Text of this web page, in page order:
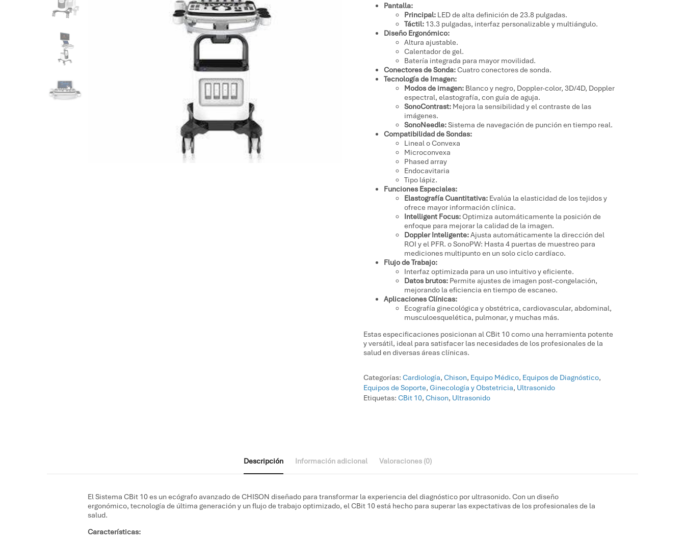
Pantalla:
Principal: LED de alta definición de 23.8 pulgadas.
Táctil: 13.3 pulgadas, interfaz personalizable y multiángulo.
Diseño Ergonómico:
Altura ajustable.
Calentador de gel.
Batería integrada para mayor movilidad.
Conectores de Sonda:Cuatro conectores de sonda.
Tecnología de Imagen:
Modos de imagen: Blanco y negro, Doppler-color, 3D/4D, Doppler
espectral, elastografía, con guía de aguja.
SonoContrast: Mejora la sensibilidad y el contraste de las
imágenes.
SonoNeedle:Sistema de navegación de punción en tiempo real.
Compatibilidad de Sondas:
Lineal o Convexa
Microconvexa
Phased array
Endocavitaria
Tipo lápiz.
Funciones Especiales:
Elastografía Cuantitativa: Evalúa la elasticidad de los tejidos y
ofrece mayor información clínica.
Intelligent Focus:Optimiza automáticamente la posición de
enfoque para mejorar la calidad de la imagen.
Doppler Inteligente:Ajusta automáticamente la dirección del
ROI y el PFR. o SonoPW: Hasta 4 puertas de muestreo para
mediciones multipunto en un solo ciclo cardíaco.
Flujo de Trabajo:
Interfaz optimizada para un uso intuitivo y eficiente.
Datos brutos: Permite ajustes de imagen post-congelación,
mejorando la eficiencia en tiempo de escaneo.
Aplicaciones Clínicas:
Ecografía ginecológica y obstétrica, cardiovascular, abdominal,
musculoesquelética, pulmonar, y muchas más.
Estas especificaciones posicionan al CBit 10 como una herramienta potente
y versátil, ideal para satisfacer las necesidades de los profesionales de la
salud en diversas áreas clínicas.
Categorías:Cardiología,Chison, Equipo Médico, Equipos de Diagnóstico,
Equipos de Soporte,Ginecología y Obstetricia, Ultrasonido
Etiquetas:CBit 10,Chison, Ultrasonido
Descripción Información adicional Valoraciones (0)
El Sistema CBit 10 es un ecógrafo avanzado de CHISON diseñado para transformar la experiencia del diagnóstico por ultrasonido. Con un diseño
ergonómico, tecnología de última generación y un flujo de trabajo optimizado, el CBit 10 está hecho para superar las expectativas de los profesionales de la
salud.
Características: